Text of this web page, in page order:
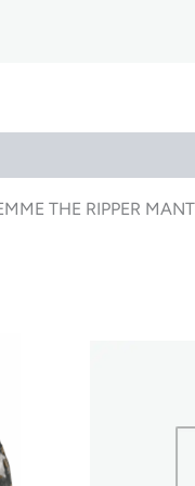
THE RIPPER